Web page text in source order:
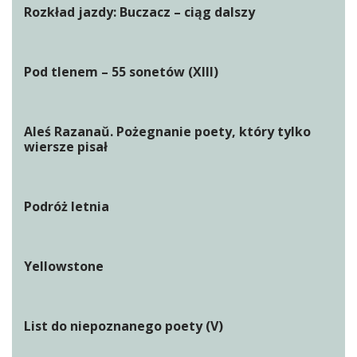
Rozkład jazdy: Buczacz – ciąg dalszy
Pod tlenem – 55 sonetów (XIII)
Aleś Razanaŭ. Pożegnanie poety, który tylko
wiersze pisał
Podróż letnia
Yellowstone
List do niepoznanego poety (V)